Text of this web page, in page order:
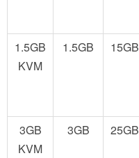
1.5GB
KVM
1.5GB 15GB
3GB
KVM
3GB 25GB